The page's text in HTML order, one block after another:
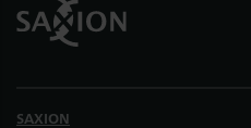
SAXION